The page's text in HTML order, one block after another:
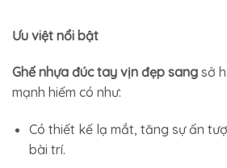
Ưu việt nổi bật
Ghế nhựa đúc tay vịn đẹp sang sở
mạnh hiếm có như:
Có thiết kế lạ mắt, tăng sự ấn
bài trí.